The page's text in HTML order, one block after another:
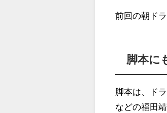
前回の朝ド
脚本に
脚本は、ド
などの福田靖